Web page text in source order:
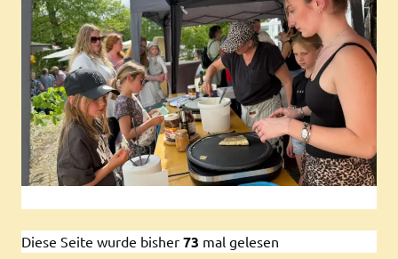
Diese Seite wurde bisher 73 mal gelesen